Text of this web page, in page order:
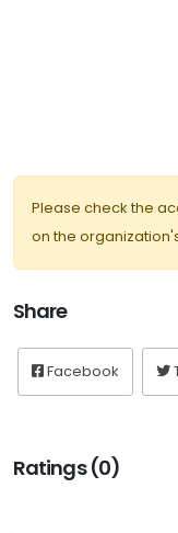
Please check the
on the
Share
Facebook
Ratings (0)